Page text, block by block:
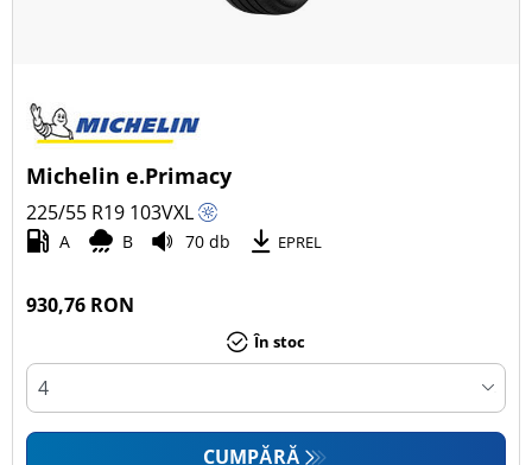
Michelin e.Primacy
225/55 R19 103VXL
A B 70 db EPREL
930,76 RON
În stoc
CUMPĂRĂ